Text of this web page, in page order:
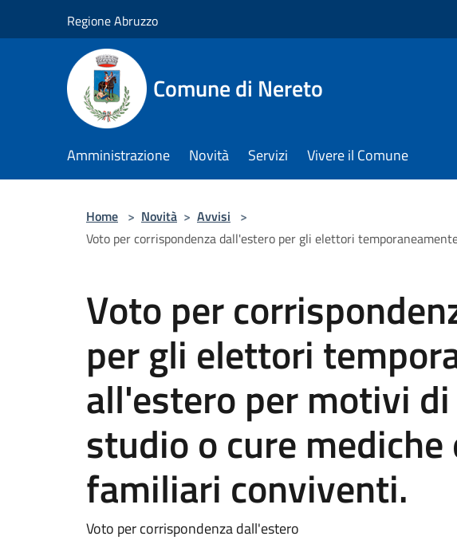
Regione Abruzzo
Comune di Nereto
Amministrazione Novità Servizi Vivere il Comune
Home > Novità > Avvisi >
Voto per corrispondenza dall'estero per gli elettori
Voto per
per gli elettori
all'estero per motivi
studio o cure mediche
familiari conviventi.
Voto per corrispondenza dall'estero